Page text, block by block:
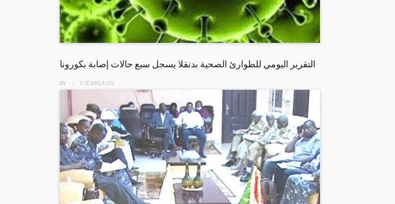
التقرير اليومي للطوارئ الصحية بدنقلا يسجل سبع حالات إصابة بكورونا
BY 5 YEARSAGO